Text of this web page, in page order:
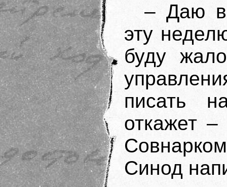
– Даю
эту
буду
писать
откажет
Синод